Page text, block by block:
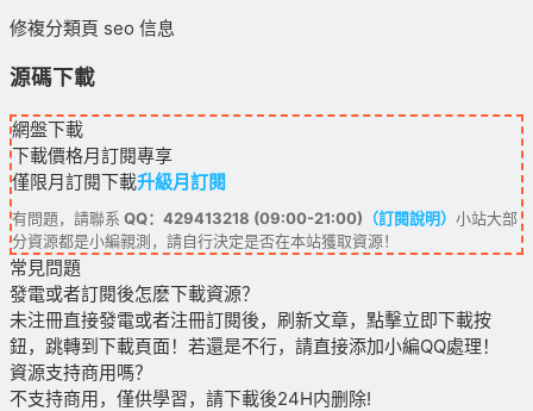
修複分類頁 seo 信息
源碼下載
網盤下載
下載價格月訂閱專享
僅限月訂閱下載升級月訂閱
有問題，請聯系 QQ：429413218 (09:00-21:00) （訂閱說明） 小站大部
分資源都是小編親測，請自行決定是否在本站獲取資源！
常見問題
發電或者訂閱後怎麽下載資源？
未注冊直接發電或者注冊訂閱後，刷新文章，點擊立即下載按
鈕，跳轉到下載頁面！若還是不行，請直接添加小編QQ處理！
資源支持商用嗎？
不支持商用，僅供學習，請下載後24H内删除!